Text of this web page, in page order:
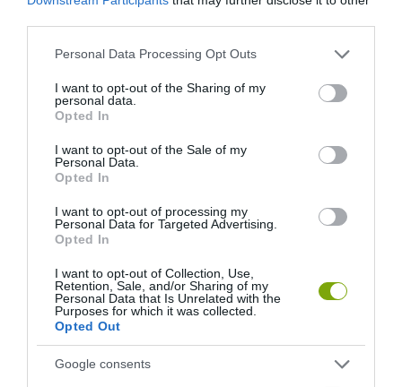
Please note that this website/app uses one or more Google
not limited to your visit or usage behaviour. You may click to
grant or deny consent to Google and its third-party tags to
use your data for below specified purposes in below Google
consent section.
Personal Data Processing Opt Outs
I want to opt-out of the Sharing of my
personal data.
Opted In
I want to opt-out of the Sale of my
Personal Data.
Opted In
I want to opt-out of processing my
Personal Data for Targeted Advertising.
Opted In
I want to opt-out of Collection, Use,
Retention, Sale, and/or Sharing of my
Personal Data that Is Unrelated with the
Purposes for which it was collected.
Opted Out
Google consents
KÍNA ÚJ TRENDI HÁZIKEDVENCE ‘A VILÁG LEGKISEBB CSIRKÉJE’
HASONLÓ ÉRDEKESSÉGEK
KIRÁNDULÁS A
PANNONHALMI
KIRÁNDULÁS PANNONHALMA